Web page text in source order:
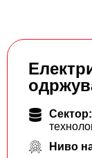
Сектор:
Ниво